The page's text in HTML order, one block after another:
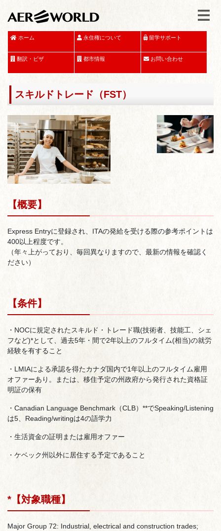
ホーム 永住権について 留学サポート
翻訳・ビザ 都市情報 お問い合わせ
スキルドトレード（FST）
【概要】
Express Entryに登録され、ITAの発給を受ける際の参考ポイントは
400以上程度です。
（年々上がっており、毎回異なりますので、最新の情報を確認く
ださい）
【条件】
・NOCに規定されたスキルド・トレード職(技術者、技能工、シェ
フなど)*として、過去5年・間で2年以上のフルタイム(相当)の就労
経験を有すること
・LMIAによる承認を得たカナダ国内で1年以上のフルタイム雇用
オファーあり。または、移住予定の州政府から発行された資格証
明証の保有
・Canadian Language Benchmark（CLB）**でSpeaking/Listening
は5、Reading/writingは4の語学力
・生活資金の証明または雇用オファー
・ケベック州以外に居住する予定であること
*【対象職種】
Major Group 72: Industrial, electrical and construction trades;